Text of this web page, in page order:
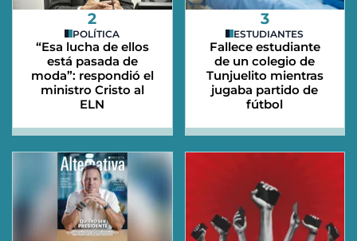
2
POLÍTICA
“Esa lucha de ellos
está pasada de
moda”: respondió el
ministro Cristo al
ELN
3
ESTUDIANTES
Fallece estudiante
de un colegio de
Tunjuelito mientras
jugaba partido de
fútbol